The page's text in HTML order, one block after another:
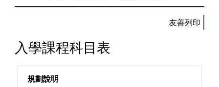
入學課程科目表
規劃說明